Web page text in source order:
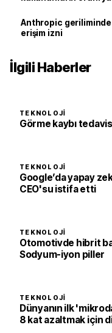
Anthropic geriliminde
erişim izni
İlgili Haberler
TEKNOLOJI
Görme kaybı
TEKNOLOJI
Google’da yapay
CEO'su istifa etti
TEKNOLOJI
Otomotivde hibrit
Sodyum-iyon piller
TEKNOLOJI
Dünyanın ilk
8 kat azaltmak için